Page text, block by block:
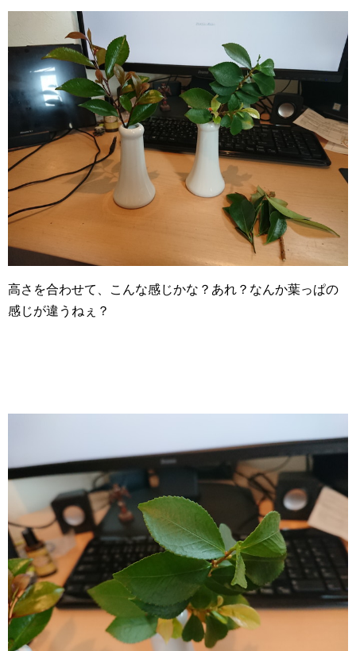
高さを合わせて、こんな感じかな？あれ？なんか葉っぱの
感じが違うねぇ？